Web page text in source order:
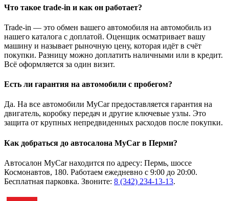
Что такое trade-in и как он работает?
Trade-in — это обмен вашего автомобиля на автомобиль из
нашего каталога с доплатой. Оценщик осматривает вашу
машину и называет рыночную цену, которая идёт в счёт
покупки. Разницу можно доплатить наличными или в кредит.
Всё оформляется за один визит.
Есть ли гарантия на автомобили с пробегом?
Да. На все автомобили MyCar предоставляется гарантия на
двигатель, коробку передач и другие ключевые узлы. Это
защита от крупных непредвиденных расходов после покупки.
Как добраться до автосалона MyCar в Перми?
Автосалон MyCar находится по адресу: Пермь, шоссе
Космонавтов, 180. Работаем ежедневно с 9:00 до 20:00.
Бесплатная парковка. Звоните: 8 (342) 234-13-13.